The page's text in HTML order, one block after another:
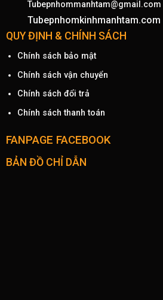
Tubepnhommanhtam@gmail.com
Tubepnhomkinhmanhtam.com
QUY ĐỊNH & CHÍNH SÁCH
Chính sách bảo mật
Chính sách vận chuyển
Chính sách đổi trả
Chính sách thanh toán
FANPAGE FACEBOOK
BẢN ĐỒ CHỈ DẪN